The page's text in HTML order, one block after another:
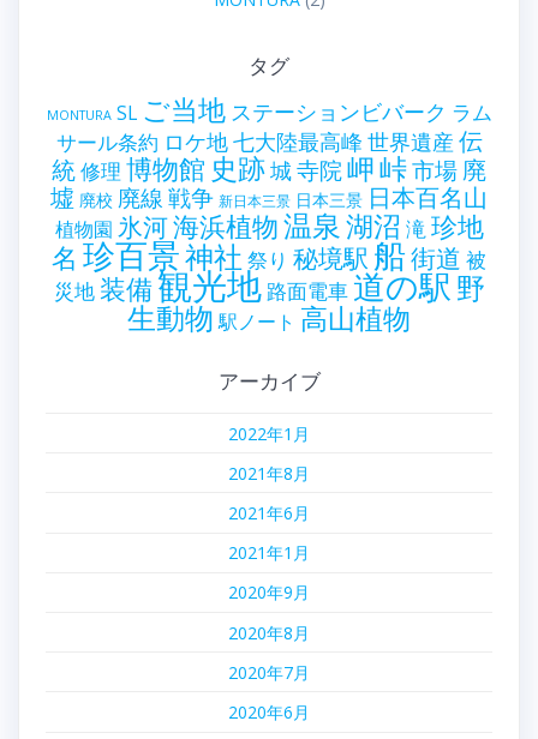
タグ
MONTURA SL ご当地 ステーションビバーク ラム
サール条約 ロケ地七大陸最高峰 世界遺産 伝
統修理 博物館 史跡城寺院岬峠市場 廃
墟 廃校 廃線戦争 新日本三景 日本三景 日本百名山
植物園 氷河海浜植物温泉湖沼 滝珍地
名 珍百景神社 祭り 秘境駅 船街道 被
災地装備観光地 路面電車道の駅 野
生動物 駅ノート 高山植物
アーカイブ
2022年1月
2021年8月
2021年6月
2021年1月
2020年9月
2020年8月
2020年7月
2020年6月